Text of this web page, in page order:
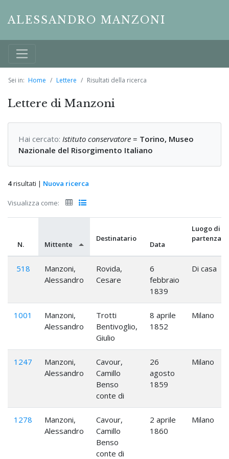
ALESSANDRO MANZONI
Sei in: Home Lettere Risultati della ricerca
Lettere di Manzoni
Hai cercato: Istituto conservatore = Torino, Museo
Nazionale del Risorgimento Italiano
4risultati | Nuova ricerca
Visualizza come:
N. Mittente
Destinatario
Data
Luogo di
partenza
518
Manzoni,
Alessandro
Rovida,
Cesare
6
febbraio
1839
Di casa
1001
Manzoni,
Alessandro
Trotti
Bentivoglio,
Giulio
8 aprile
1852
Milano
1247
Manzoni,
Alessandro
Cavour,
Camillo
Benso
conte di
26
agosto
1859
Milano
1278
Manzoni,
Alessandro
Cavour,
Camillo
Benso
conte di
2 aprile
1860
Milano